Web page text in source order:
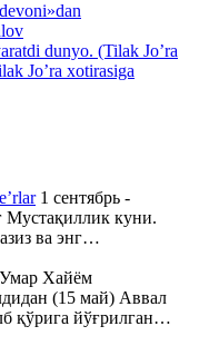
dunyo. (Tilak Jo’ra
Jo’ra xotirasiga
1 сентябрь -
Мустақиллик куни.
ва энг…
Хайём
(15 май) Аввал
қўрига йўғрилган…